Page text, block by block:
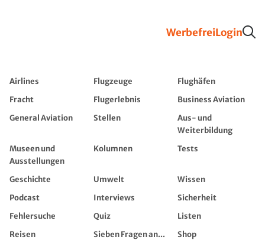
WerbefreiLogin
Airlines Flugzeuge
Flughäfen
Fracht
Flugerlebnis
Business Aviation
General Aviation
Stellen
Aus- und
Weiterbildung
Museen und
Ausstellungen
Kolumnen Tests
Geschichte Umwelt
Wissen
Podcast
Interviews
Sicherheit
Fehlersuche
Quiz
Listen
Reisen
Sieben Fragen an...
Shop